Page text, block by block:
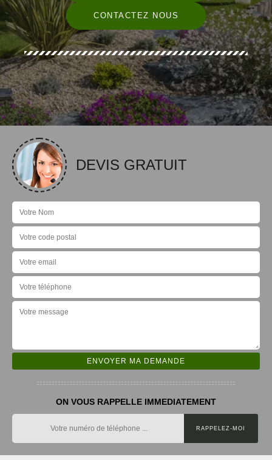
CONTACTEZ NOUS
DEVIS GRATUIT
ON VOUS RAPPELLE IMMEDIATEMENT